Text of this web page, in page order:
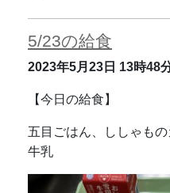
5/23の給食
2023年5月23日 13時48
【今日の給食】
五目ごはん、ししゃも
牛乳